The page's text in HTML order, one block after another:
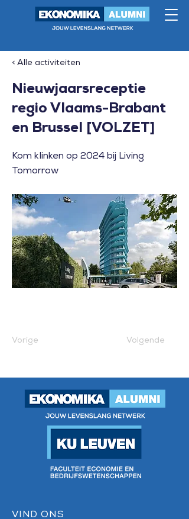
< Alle activiteiten
Nieuwjaarsreceptie
regio Vlaams-Brabant
en Brussel [VOLZET]
Kom klinken op 2024 bij Living
Tomorrow
Vorige Volgende
VIND ONS